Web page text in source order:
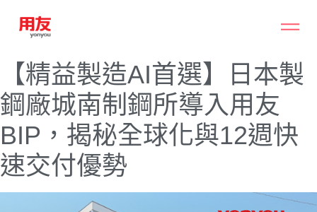
【精益製造AI首選】日本製
鋼廠城南制鋼所導入用友
BIP，揭秘全球化與12週快
速交付優勢